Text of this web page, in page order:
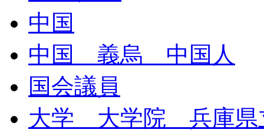
中国
中国 義烏 中国人
国会議員
大学 大学院 兵庫県